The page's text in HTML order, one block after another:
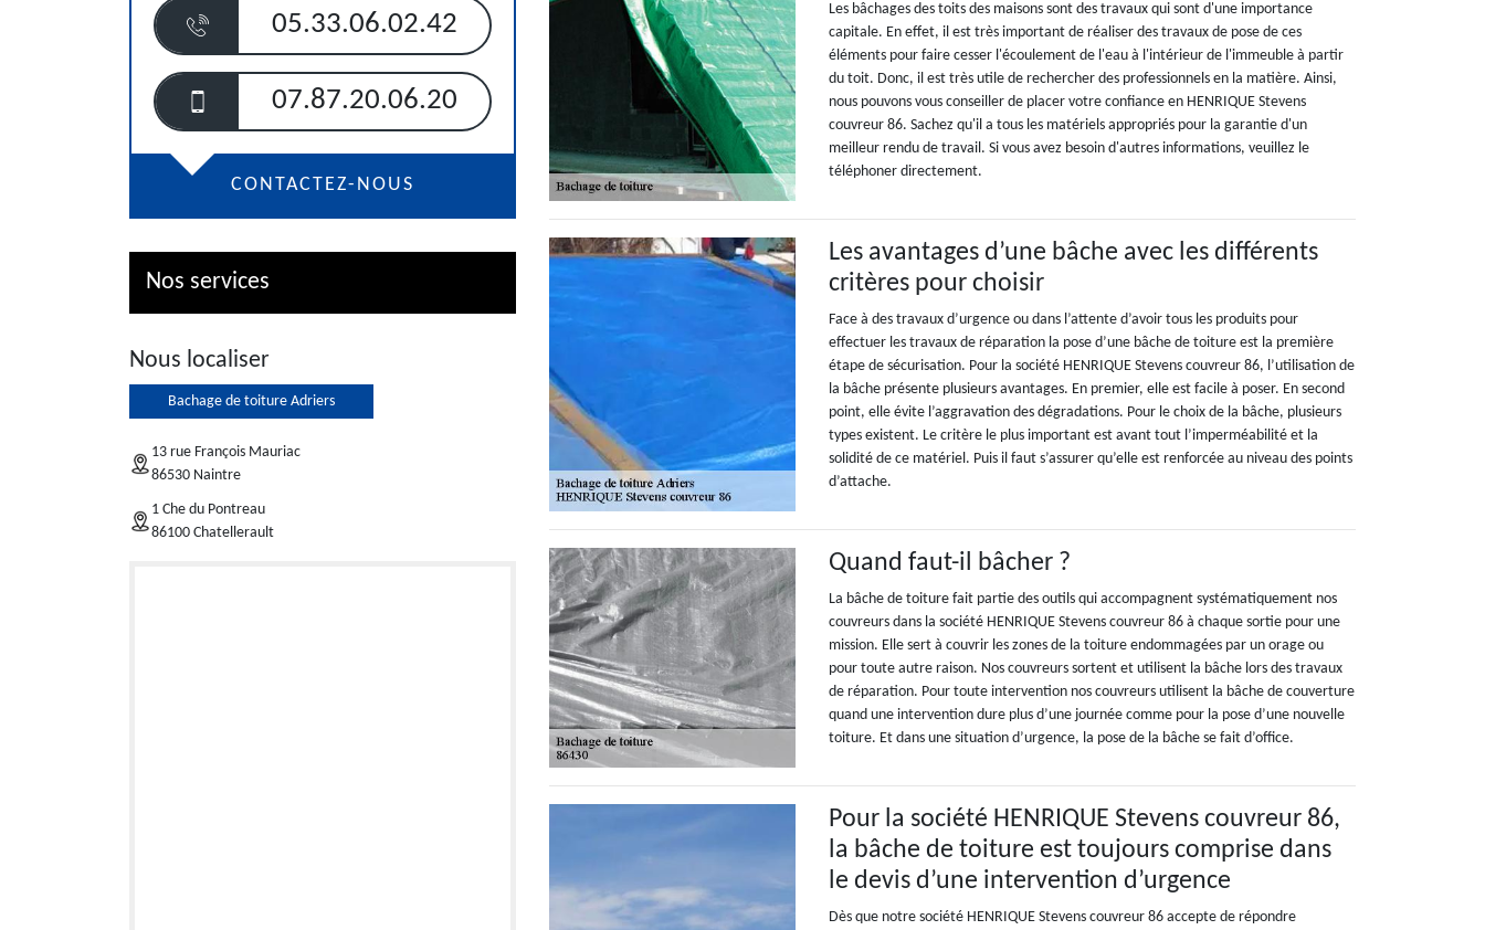
05.33.06.02.42
07.87.20.06.20
CONTACTEZ-NOUS
Nos services
Nous localiser
Bachage de toiture Adriers
13 rue François Mauriac
86530 Naintre
1 Che du Pontreau
86100 Chatellerault
Les bâchages des toits des maisons sont des travaux qui sont d'une importance
capitale. En effet, il est très important de réaliser des travaux de pose de ces
éléments pour faire cesser l'écoulement de l'eau à l'intérieur de l'immeuble à partir
du toit. Donc, il est très utile de rechercher des professionnels en la matière. Ainsi,
nous pouvons vous conseiller de placer votre confiance en HENRIQUE Stevens
couvreur 86. Sachez qu'il a tous les matériels appropriés pour la garantie d'un
meilleur rendu de travail. Si vous avez besoin d'autres informations, veuillez le
téléphoner directement.
Les avantages d’une bâche avec les différents
critères pour choisir
Face à des travaux d’urgence ou dans l’attente d’avoir tous les produits pour
effectuer les travaux de réparation la pose d’une bâche de toiture est la première
étape de sécurisation. Pour la société HENRIQUE Stevens couvreur 86, l’utilisation de
la bâche présente plusieurs avantages. En premier, elle est facile à poser. En second
point, elle évite l’aggravation des dégradations. Pour le choix de la bâche, plusieurs
types existent. Le critère le plus important est avant tout l’imperméabilité et la
solidité de ce matériel. Puis il faut s’assurer qu’elle est renforcée au niveau des points
d’attache.
Quand faut-il bâcher ?
La bâche de toiture fait partie des outils qui accompagnent systématiquement nos
couvreurs dans la société HENRIQUE Stevens couvreur 86 à chaque sortie pour une
mission. Elle sert à couvrir les zones de la toiture endommagées par un orage ou
pour toute autre raison. Nos couvreurs sortent et utilisent la bâche lors des travaux
de réparation. Pour toute intervention nos couvreurs utilisent la bâche de couverture
quand une intervention dure plus d’une journée comme pour la pose d’une nouvelle
toiture. Et dans une situation d’urgence, la pose de la bâche se fait d’office.
Pour la société HENRIQUE Stevens couvreur 86,
la bâche de toiture est toujours comprise dans
le devis d’une intervention d’urgence
Dès que notre société HENRIQUE Stevens couvreur 86 accepte de répondre